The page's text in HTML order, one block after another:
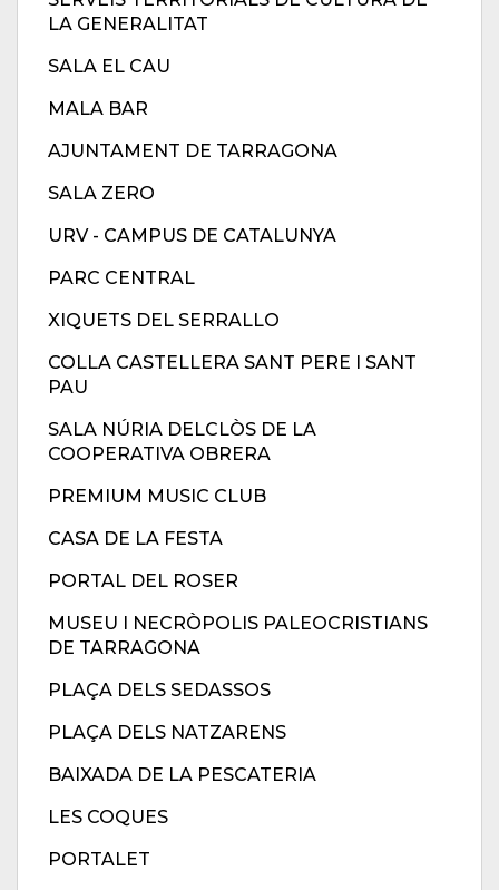
LA GENERALITAT
SALA EL CAU
MALA BAR
AJUNTAMENT DE TARRAGONA
SALA ZERO
URV - CAMPUS DE CATALUNYA
PARC CENTRAL
XIQUETS DEL SERRALLO
COLLA CASTELLERA SANT PERE I SANT
PAU
SALA NÚRIA DELCLÒS DE LA
COOPERATIVA OBRERA
PREMIUM MUSIC CLUB
CASA DE LA FESTA
PORTAL DEL ROSER
MUSEU I NECRÒPOLIS PALEOCRISTIANS
DE TARRAGONA
PLAÇA DELS SEDASSOS
PLAÇA DELS NATZARENS
BAIXADA DE LA PESCATERIA
LES COQUES
PORTALET